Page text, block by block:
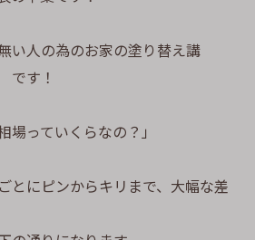
い人の為のお家の塗り替え講
す！
場っていくらなの？」
とにピンからキリまで、大幅な差